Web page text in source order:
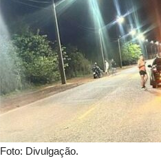
Foto: Divulgação.